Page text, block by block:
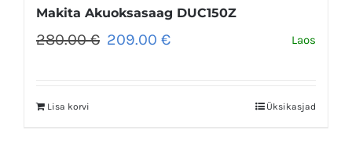
Makita Akuoksasaag DUC150Z
280.00€ Algne
209.00 €Praegune
Laos
Lisa korvi Üksikasjad